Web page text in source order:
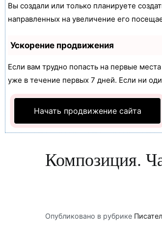
Вы создали или только планируете
направленных на увеличение его
Ускорение продвижения
Если вам трудно попасть на первые
уже в течение первых 7 дней. Если ни
Начать продвижение сайта
Композиция.
Опубликовано в рубрике